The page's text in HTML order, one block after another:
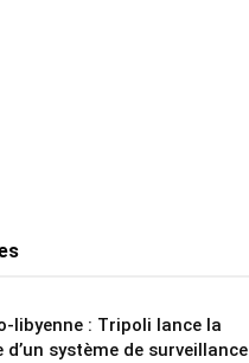
libyenne : Tripoli lance la
d’un système de surveillance